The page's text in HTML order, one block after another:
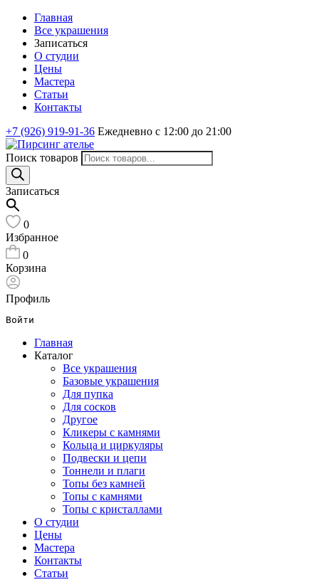
Главная
Все украшения
Записаться
О студии
Цены
Мастера
Статьи
Контакты
+7 (926) 919-91-36 Ежедневно с 12:00 до 21:00
Поиск товаров
Записаться
0
Избранное
0
Корзина
Профиль
Войти
Главная
Каталог
Все украшения
Базовые украшения
Для пупка
Для сосков
Другое
Кликеры с камнями
Кольца и циркуляры
Подвески и цепи
Тоннели и плаги
Топы без камней
Топы с камнями
Топы с кристаллами
О студии
Цены
Мастера
Контакты
Статьи